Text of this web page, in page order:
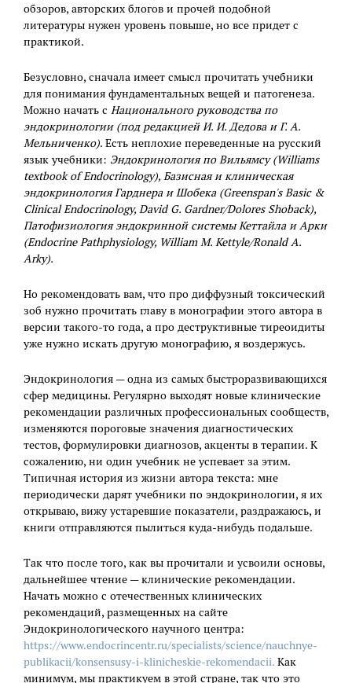
обзоров, авторских блогов и прочей подобной
литературы нужен уровень повыше, но все придет с
практикой.
Безусловно, сначала имеет смысл прочитать учебники
для понимания фундаментальных вещей и патогенеза.
Можно начать с Национального руководства по
эндокринологии (под редакцией И. И. Дедова и Г. А.
Мельниченко). Есть неплохие переведенные на русский
язык учебники: Эндокринология по Вильямсу (Williams
textbook of Endocrinology), Базисная и клиническая
эндокринология Гарднера и Шобека (Greenspan's Basic &
Clinical Endocrinology, David G. Gardner/Dolores Shoback),
Патофизиология эндокринной системы Кеттайла и Арки
(Endocrine Pathphysiology, William M. Kettyle/Ronald A.
Arky).
Но рекомендовать вам, что про диффузный токсический
зоб нужно прочитать главу в монографии этого автора в
версии такого-то года, а про деструктивные тиреоидиты
уже нужно искать другую монографию, я воздержусь.
Эндокринология — одна из самых быстроразвивающихся
сфер медицины. Регулярно выходят новые клинические
рекомендации различных профессиональных сообществ,
изменяются пороговые значения диагностических
тестов, формулировки диагнозов, акценты в терапии. К
сожалению, ни один учебник не успевает за этим.
Типичная история из жизни автора текста: мне
периодически дарят учебники по эндокринологии, я их
открываю, вижу устаревшие показатели, раздражаюсь, и
книги отправляются пылиться куда-нибудь подальше.
Так что после того, как вы прочитали и усвоили основы,
дальнейшее чтение — клинические рекомендации.
Начать можно с отечественных клинических
рекомендаций, размещенных на сайте
Эндокринологического научного центра:
https://www.endocrincentr.ru/specialists/science/nauchnye-
publikacii/konsensusy-i-klinicheskie-rekomendacii. Как
минимум, мы практикуем в этой стране, так что это